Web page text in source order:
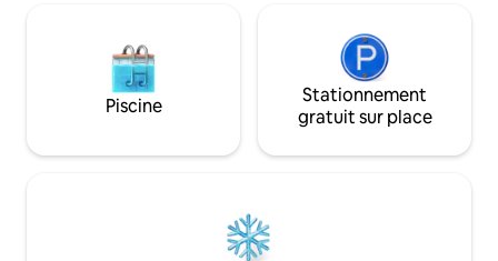
Piscine
Stationnement
gratuit sur place